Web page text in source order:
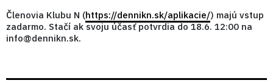
Členovia Klubu N (https://dennikn.sk/aplikacie/) majú vstup
zadarmo. Stačí ak svoju účasť potvrdia do 18.6. 12:00 na
info@dennikn.sk.